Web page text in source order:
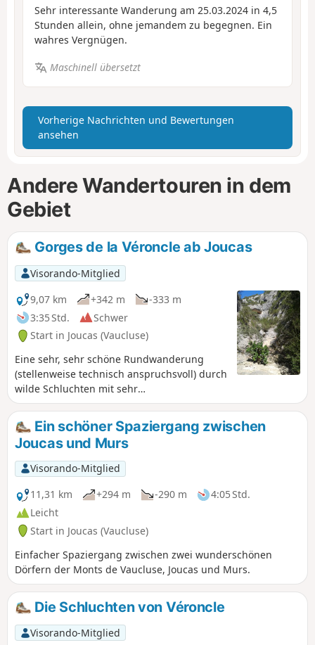
Sehr interessante Wanderung am 25.03.2024 in 4,5
Stunden allein, ohne jemandem zu begegnen. Ein
wahres Vergnügen.
Maschinell übersetzt
Vorherige Nachrichten und Bewertungen
ansehen
Andere Wandertouren in dem
Gebiet
Gorges de la Véroncle ab Joucas
Visorando-Mitglied
9,07 km
+342 m
-333 m
3:35 Std.
Schwer
Start in Joucas (Vaucluse)
Eine sehr, sehr schöne Rundwanderung
(stellenweise technisch anspruchsvoll) durch
wilde Schluchten mit sehr
abwechslungsreichen und sehr
angenehmen Wegen, die zwischen
Unterholz, einem Weiler, Wasserbecken im
Flussbett der Véroncle und Mühlen in
malerischen Schluchten wechseln. Auf
Wunsch einiger Wanderer habe ich diese
Tour als „schwierig“ eingestuft Rechnen Sie
5 Stunden für diese Wanderung ein und
nicht 3 Stunden 45 Minuten, wie
angegeben.Nicht mit einem Hund
unternehmen, weder bei Regen oder kurz
danach noch bei zu großer Hitze. Lesen Sie
die Bewertungen.
Ein schöner Spaziergang zwischen
Joucas und Murs
Visorando-Mitglied
11,31 km
+294 m -290 m
4:05 Std.
Leicht
Start in Joucas (Vaucluse)
Einfacher Spaziergang zwischen zwei wunderschönen
Dörfern der Monts de Vaucluse, Joucas und Murs.
Die Schluchten von Véroncle
Visorando-Mitglied